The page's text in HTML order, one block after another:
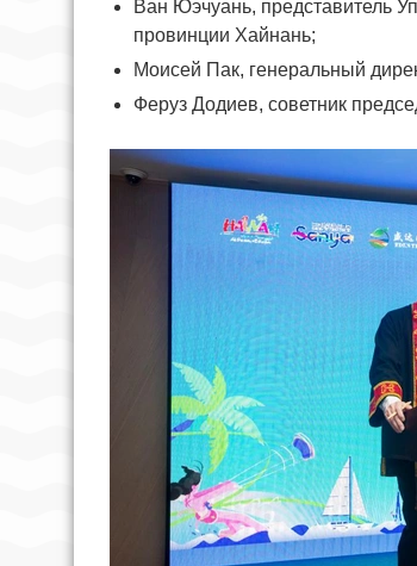
Ван Юэчуань, представитель
провинции Хайнань;
Моисей Пак, генеральный
Феруз Додиев, советник